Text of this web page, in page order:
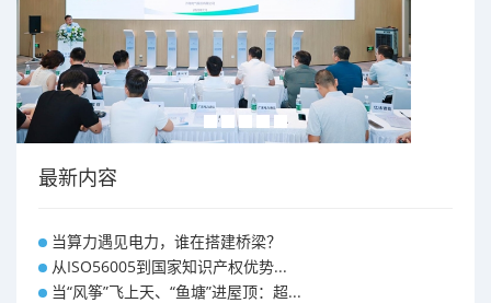
最新内容
当算力遇见电力，谁在搭建桥梁？
从ISO56005到国家知识产权优势...
当“风筝”飞上天、“鱼塘”进屋顶：超...